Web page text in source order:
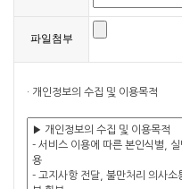
파일첨부
· 개인정보의 수집 및 이용목적